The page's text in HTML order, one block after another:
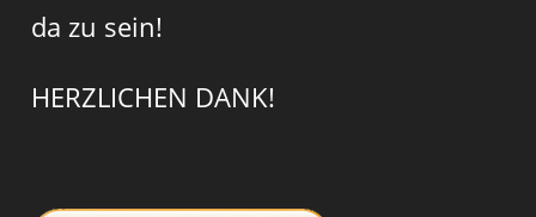
da zu sein!
HERZLICHEN DANK!